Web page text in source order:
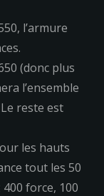
l’armure
(donc plus
l’ensemble
reste est
les hauts
tout les 50
force, 100